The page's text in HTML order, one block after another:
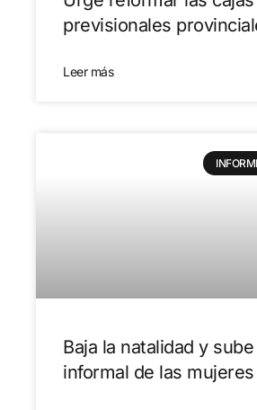
previsionales
Leer más
Baja la natalidad y
informal de las mujeres